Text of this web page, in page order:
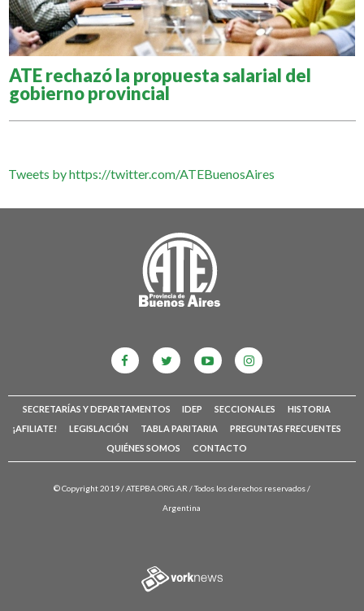
ATE rechazó la propuesta salarial del
gobierno provincial
Tweets by https://twitter.com/ATEBuenosAires
SECRETARÍAS Y DEPARTAMENTOS IDEP SECCIONALES
HISTORIA
¡AFILIATE!
LEGISLACIÓN TABLA PARITARIA
PREGUNTAS FRECUENTES
QUIÉNES SOMOS
CONTACTO
© Copyright 2019 /ATEPBA.ORG.AR/ Todos los derechos reservados /
Argentina